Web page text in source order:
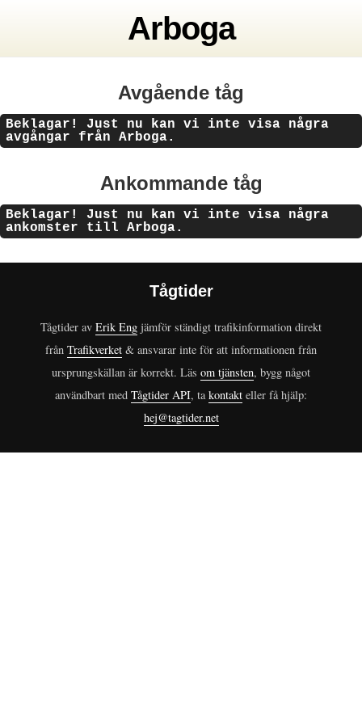
Arboga
Avgående tåg
Beklagar! Just nu kan vi inte visa några
avgångar från Arboga.
Ankommande tåg
Beklagar! Just nu kan vi inte visa några
ankomster till Arboga.
Tågtider
Tågtider av Erik Eng jämför ständigt trafikinformation direkt
från Trafikverket & ansvarar inte för att informationen från
ursprungskällan är korrekt. Läs om tjänsten, bygg något
användbart med Tågtider API, takontakt eller få hjälp:
hej@tagtider.net